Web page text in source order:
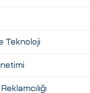
Teknoloji